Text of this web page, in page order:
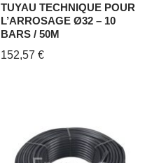
TUYAU TECHNIQUE POUR
L’ARROSAGE Ø32 – 10
BARS / 50M
152,57€